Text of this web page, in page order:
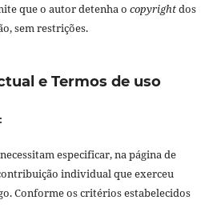
que o autor detenha o copyrightdos
sem restrições.
e Termos de uso
especificar, na página de
individual que exerceu
Conforme os critérios estabelecidos